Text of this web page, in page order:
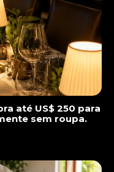
até US$ 250 para
sem roupa.